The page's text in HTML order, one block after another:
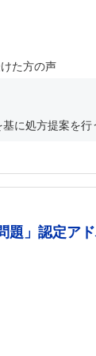
た方の声
に処方提案を行
」認定ア